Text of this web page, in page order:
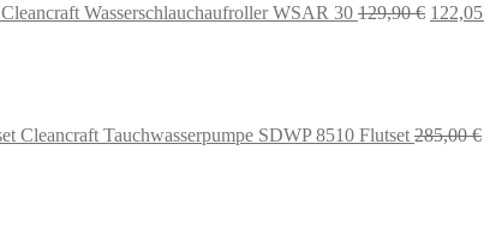
Cleancraft Wasserschlauchaufroller WSAR 30 129,90€ 122,05
Cleancraft Tauchwasserpumpe SDWP 8510 Flutset 285,00€